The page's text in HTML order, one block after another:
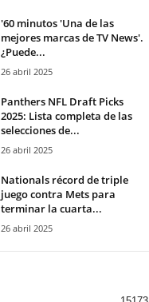
'60 minutos 'Una de las
mejores marcas de TV News'.
¿Puede...
26 abril 2025
Panthers NFL Draft Picks
2025: Lista completa de las
selecciones de...
26 abril 2025
Nationals récord de triple
juego contra Mets para
terminar la cuarta...
26 abril 2025